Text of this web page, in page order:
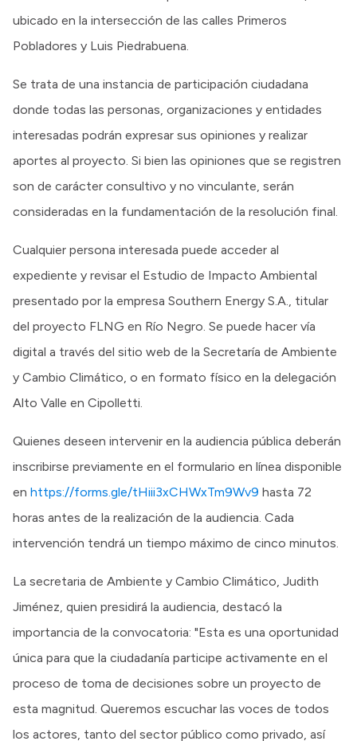
ubicado en la intersección de las calles Primeros
Pobladores y Luis Piedrabuena.
Se trata de una instancia de participación ciudadana
donde todas las personas, organizaciones y entidades
interesadas podrán expresar sus opiniones y realizar
aportes al proyecto. Si bien las opiniones que se registren
son de carácter consultivo y no vinculante, serán
consideradas en la fundamentación de la resolución final.
Cualquier persona interesada puede acceder al
expediente y revisar el Estudio de Impacto Ambiental
presentado por la empresa Southern Energy S.A., titular
del proyecto FLNG en Río Negro. Se puede hacer vía
digital a través del sitio web de la Secretaría de Ambiente
y Cambio Climático, o en formato físico en la delegación
Alto Valle en Cipolletti.
Quienes deseen intervenir en la audiencia pública deberán
inscribirse previamente en el formulario en línea disponible
en https://forms.gle/tHiii3xCHWxTm9Wv9 hasta 72
horas antes de la realización de la audiencia. Cada
intervención tendrá un tiempo máximo de cinco minutos.
La secretaria de Ambiente y Cambio Climático, Judith
Jiménez, quien presidirá la audiencia, destacó la
importancia de la convocatoria: "Esta es una oportunidad
única para que la ciudadanía participe activamente en el
proceso de toma de decisiones sobre un proyecto de
esta magnitud. Queremos escuchar las voces de todos
los actores, tanto del sector público como privado, así